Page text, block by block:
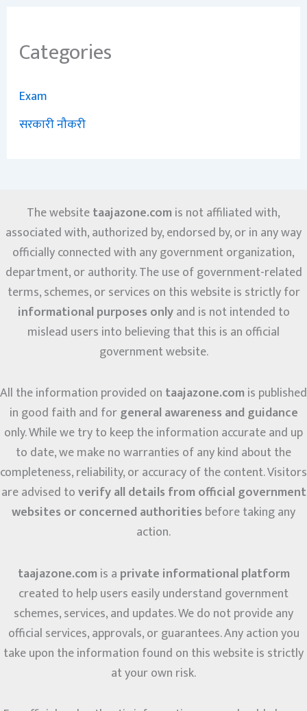
Categories
Exam
सरकारी नौकरी
The websitetaajazone.com is not affiliated with,
associated with, authorized by, endorsed by, or in any way
officially connected with any government organization,
department, or authority. The use of government-related
terms, schemes, or services on this website is strictly for
informational purposes onlyand is not intended to
mislead users into believing that this is an official
government website.
All the information provided on taajazone.com is published
in good faith and forgeneral awareness and guidance
only. While we try to keep the information accurate and up
to date, we make no warranties of any kind about the
completeness, reliability, or accuracy of the content. Visitors
are advised toverify all details from official government
websites or concerned authorities before taking any
action.
taajazone.com is a private informational platform
created to help users easily understand government
schemes, services, and updates. We do not provide any
official services, approvals, or guarantees. Any action you
take upon the information found on this website is strictly
at your own risk.